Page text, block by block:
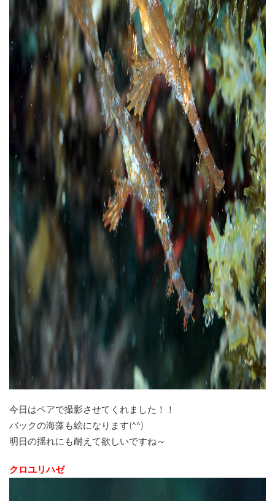
今日はペアで撮影させてくれました！！
バックの海藻も絵になります(^^)
明日の揺れにも耐えて欲しいですね～
クロユリハゼ